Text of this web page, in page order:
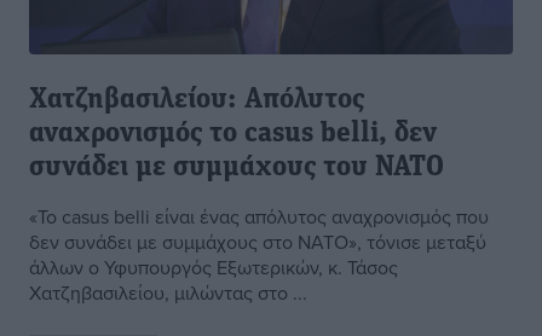
Χατζηβασιλείου: Απόλυτος
αναχρονισμός το casus belli, δεν
συνάδει με συμμάχους του ΝΑΤΟ
«Το casus belli είναι ένας απόλυτος αναχρονισμός που
δεν συνάδει με συμμάχους στο ΝΑΤΟ», τόνισε μεταξύ
άλλων ο Υφυπουργός Εξωτερικών, κ. Τάσος
Χατζηβασιλείου, μιλώντας στο ...